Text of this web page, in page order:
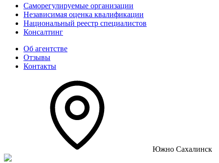
Саморегулируемые организации
Независимая оценка квалификации
Национальный реестр специалистов
Консалтинг
Об агентстве
Отзывы
Контакты
Южно Сахалинск